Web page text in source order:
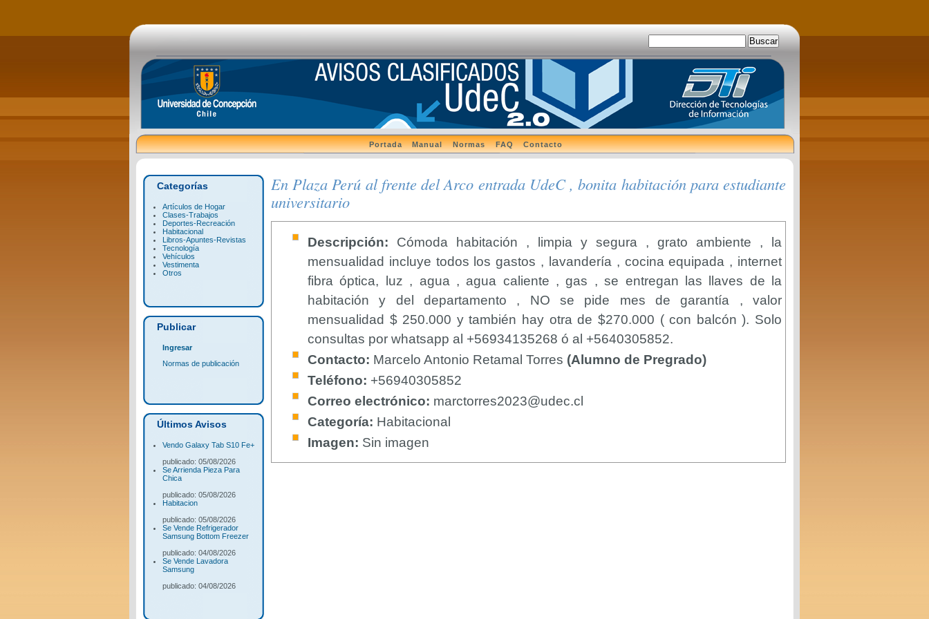
Portada Manual Normas FAQ Contacto
Categorías
Artículos de Hogar
Clases-Trabajos
Deportes-Recreación
Habitacional
Libros-Apuntes-Revistas
Tecnología
Vehículos
Vestimenta
Otros
Publicar
Ingresar
Normas de publicación
Últimos Avisos
Vendo Galaxy Tab S10 Fe+
publicado: 05/08/2026
Se Arrienda Pieza Para
Chica
publicado: 05/08/2026
Habitacion
publicado: 05/08/2026
Se Vende Refrigerador
Samsung Bottom Freezer
publicado: 04/08/2026
Se Vende Lavadora
Samsung
publicado: 04/08/2026
En Plaza Perú al frente del Arco entrada UdeC , bonita habitación para estudiante
universitario
Descripción: Cómoda habitación , limpia y segura , grato ambiente , la
mensualidad incluye todos los gastos , lavandería , cocina equipada , internet
fibra óptica, luz , agua , agua caliente , gas , se entregan las llaves de la
habitación y del departamento , NO se pide mes de garantía , valor
mensualidad $ 250.000 y también hay otra de $270.000 ( con balcón ). Solo
consultas por whatsapp al +56934135268 ó al +5640305852.
Contacto: Marcelo Antonio Retamal Torres (Alumno de Pregrado)
Teléfono: +56940305852
Correo electrónico: marctorres2023@udec.cl
Categoría: Habitacional
Imagen: Sin imagen